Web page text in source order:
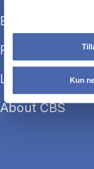
Kun
Executive
Research
Library
About CBS